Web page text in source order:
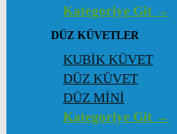
Kategoriye Git →
DÜZ KÜVETLER
KUBİK KÜVET
DÜZ KÜVET
DÜZ MİNİ
Kategoriye Git →